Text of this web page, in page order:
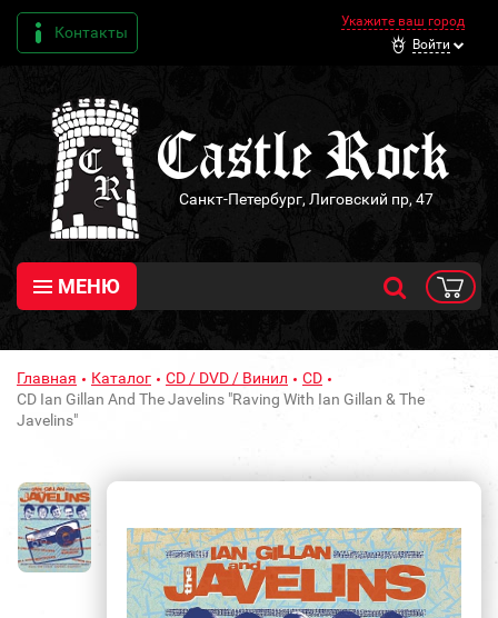
Контакты
Укажите ваш город
Войти
Санкт-Петербург, Лиговский пр, 47
МЕНЮ
Главная Каталог CD / DVD / Винил
CD
CD Ian Gillan And The Javelins "Raving With Ian Gillan & The
Javelins"